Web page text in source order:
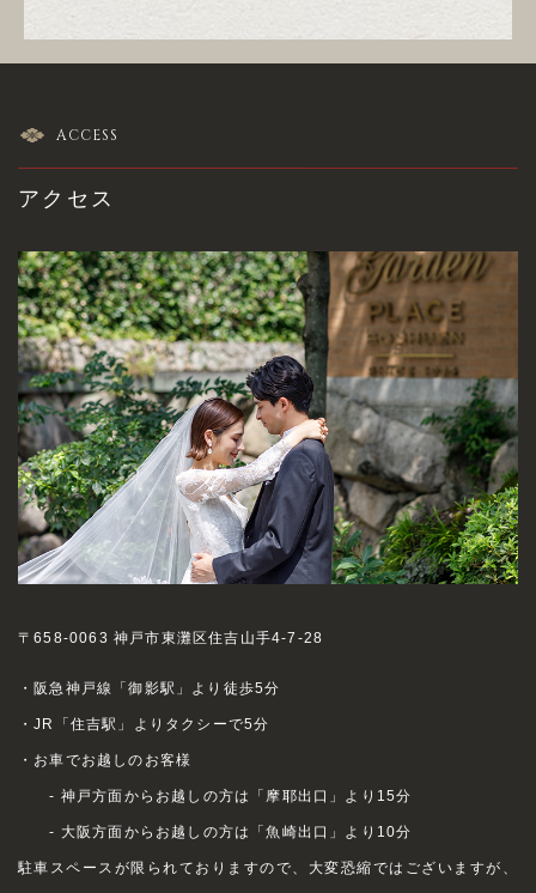
ACCESS
アクセス
〒658-0063 神戸市東灘区住吉山手4-7-28
・阪急神戸線「御影駅」より徒歩5分
・JR「住吉駅」よりタクシーで5分
・お車でお越しのお客様
- 神戸方面からお越しの方は「摩耶出口」より15分
- 大阪方面からお越しの方は「魚崎出口」より10分
駐車スペースが限られておりますので、大変恐縮ではございますが、